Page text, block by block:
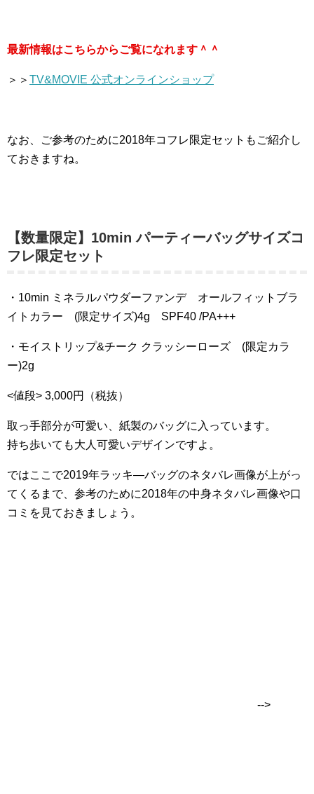
最新情報はこちらからご覧になれます＾＾
＞＞ TV&MOVIE 公式オンラインショップ
なお、ご参考のために2018年コフレ限定セットもご紹介し
ておきますね。
【数量限定】10min パーティーバッグサイズコ
フレ限定セット
・10min ミネラルパウダーファンデ オールフィットブラ
イトカラー (限定サイズ)4g SPF40 /PA+++
・モイストリップ&チーク クラッシーローズ (限定カラ
ー)2g
<値段> 3,000円（税抜）
取っ手部分が可愛い、紙製のバッグに入っています。
持ち歩いても大人可愛いデザインですよ。
ではここで2019年ラッキ―バッグのネタバレ画像が上がっ
てくるまで、参考のために2018年の中身ネタバレ画像や口
コミを見ておきましょう。
-->